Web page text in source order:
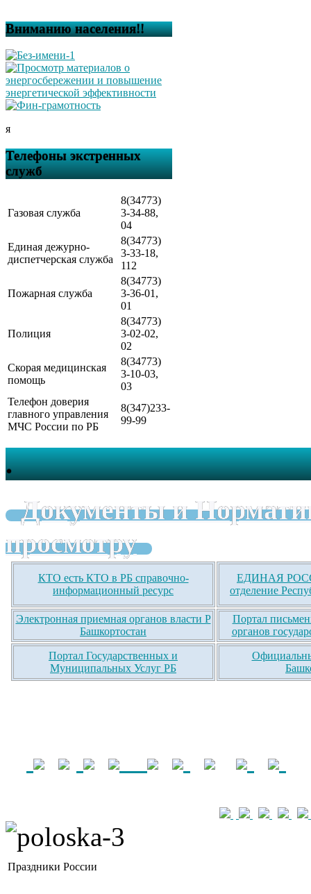
Вниманию населения!!
я
Телефоны экстренных
служб
Газовая служба
8(34773)
3-34-88,
04
Единая дежурно-
диспетчерская служба
8(34773)
3-33-18,
112
Пожарная служба
8(34773)
3-36-01,
01
Полиция
8(34773)
3-02-02,
02
Скорая медицинская
помощь
8(34773)
3-10-03,
03
Телефон доверия
главного управления
МЧС России по РБ
8(347)233-
99-99
.
Документы и
просмотру
КТО есть КТО в РБ справочно-
информационный ресурс
ЕДИНАЯ
отделение
Электронная приемная органов власти Р
Башкортостан
Портал
органов
Портал Государственных и
Муниципальных Услуг РБ
Праздники России